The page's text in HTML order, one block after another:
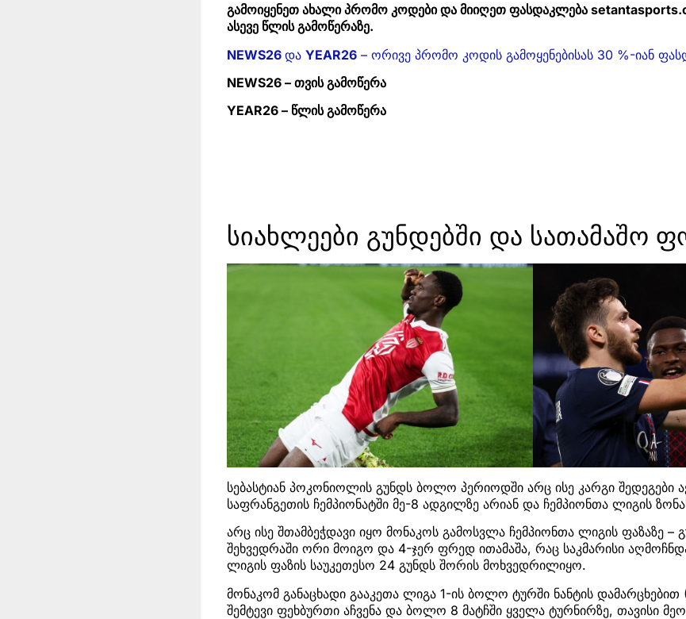
გამოიყენეთ ახალი პრომო კოდები და მიიღეთ ფასდაკლება
ასევე წლის გამოწერაზე.
NEWS26დაYEAR26 – ორივე პრომო კოდის გამოყენებისას 30 %-იან
NEWS26 – თვის გამოწერა
YEAR26 – წლის გამოწერა
სიახლეები გუნდებში და სათამაშო
სებასტიან პოკონიოლის გუნდს ბოლო პერიოდში არც ისე კარგი შედეგები
საფრანგეთის ჩემპიონატში მე-8 ადგილზე არიან და ჩემპიონთა ლიგის
არც ისე შთამბეჭდავი იყო მონაკოს გამოსვლა ჩემპიონთა ლიგის ფაზაზე –
შეხვედრაში ორი მოიგო და 4-ჯერ ფრედ ითამაშა, რაც საკმარისი
ლიგის ფაზის საუკეთესო 24 გუნდს შორის მოხვედრილიყო.
მონაკომ განაცხადი გააკეთა ლიგა 1-ის ბოლო ტურში ნანტის დამარცხებით
შემტევი ფეხბურთი აჩვენა და ბოლო 8 მატჩში ყველა ტურნირზე, თავისი